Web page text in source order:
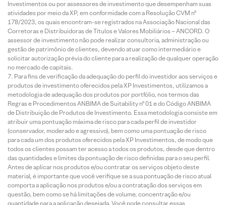
Investimentos ou por assessores de investimento que desempenham suas
atividades por meio da XP, em conformidade com a Resolução CVM nº
178/2023, os quais encontram-se registrados na Associação Nacional das
Corretoras e Distribuidoras de Títulos e Valores Mobiliários – ANCORD. O
assessor de investimento não pode realizar consultoria, administração ou
gestão de patrimônio de clientes, devendo atuar como intermediário e
solicitar autorização prévia do cliente para a realização de qualquer operação
no mercado de capitais.
Para fins de verificação da adequação do perfil do investidor aos serviços e
produtos de investimento oferecidos pela XP Investimentos, utilizamos a
metodologia de adequação dos produtos por portfólio, nos termos das
Regras e Procedimentos ANBIMA de Suitability nº 01 e do Código ANBIMA
de Distribuição de Produtos de Investimento. Essa metodologia consiste em
atribuir uma pontuação máxima de risco para cada perfil de investidor
(conservador, moderado e agressivo), bem como uma pontuação de risco
para cada um dos produtos oferecidos pela XP Investimentos, de modo que
todos os clientes possam ter acesso a todos os produtos, desde que dentro
das quantidades e limites da pontuação de risco definidas para o seu perfil.
Antes de aplicar nos produtos e/ou contratar os serviços objeto deste
material, é importante que você verifique se a sua pontuação de risco atual
comporta a aplicação nos produtos e/ou a contratação dos serviços em
questão, bem como se há limitações de volume, concentração e/ou
quantidade para a aplicação desejada. Você pode consultar essas